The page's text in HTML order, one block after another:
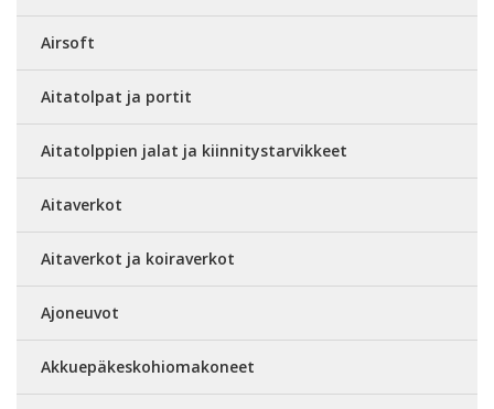
Airsoft
Aitatolpat ja portit
Aitatolppien jalat ja kiinnitystarvikkeet
Aitaverkot
Aitaverkot ja koiraverkot
Ajoneuvot
Akkuepäkeskohiomakoneet